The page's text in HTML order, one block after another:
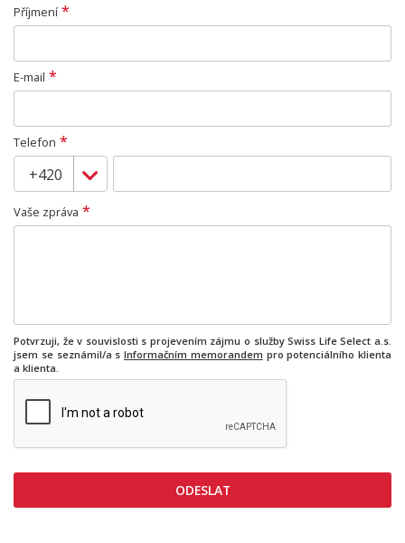
Příjmení *
E-mail *
Telefon *
Vaše zpráva *
Potvrzuji, že v souvislosti s projevením zájmu o služby Swiss Life Select a.s.
jsem se seznámil/a s Informačním memorandem pro potenciálního klienta
a klienta.